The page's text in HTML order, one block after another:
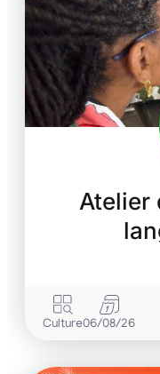
Atelier
Culture06/08/26